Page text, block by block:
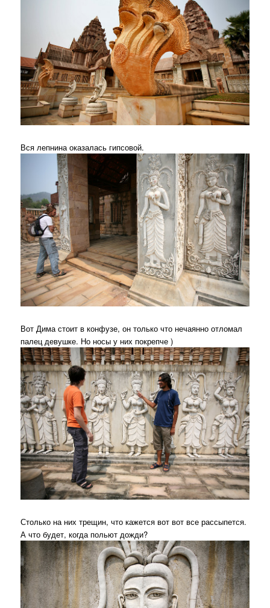
Вся лепнина оказалась гипсовой.
Вот Дима стоит в конфузе, он только что нечаянно отломал
палец девушке. Но носы у них покрепче )
Столько на них трещин, что кажется вот вот все рассыпется.
А что будет, когда польют дожди?